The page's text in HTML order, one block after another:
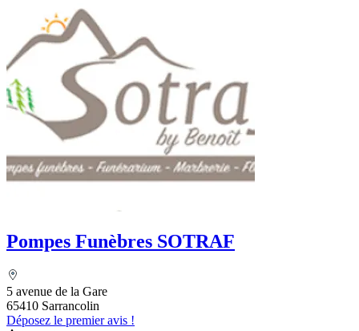
Pompes Funèbres SOTRAF
5 avenue de la Gare
65410 Sarrancolin
Déposez le premier avis !